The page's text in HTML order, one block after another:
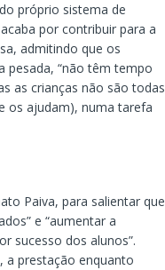
próprio sistema de
por contribuir para a
admitindo que os
pesada, “não têm tempo
as crianças não são todas
os ajudam), numa tarefa
Paiva, para salientar que
e “aumentar a
sucesso dos alunos”.
a prestação enquanto